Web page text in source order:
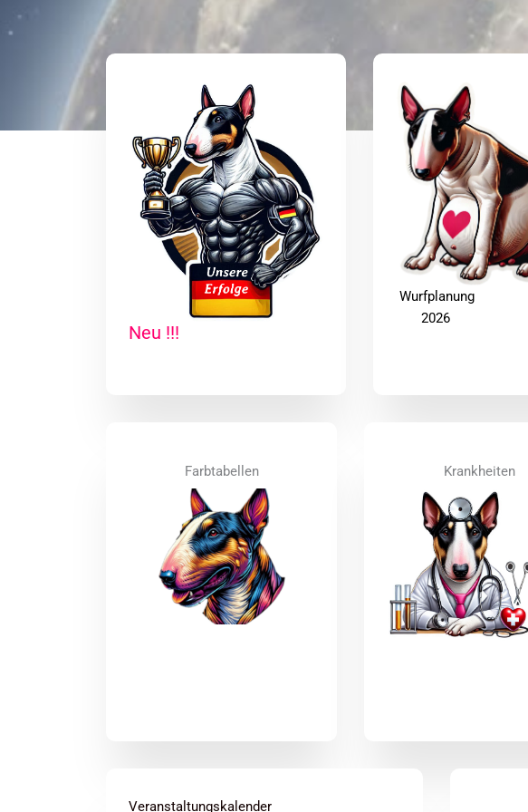
Neu !!!
Wurfplanung
2026
Farbtabellen Krankheiten
Veranstaltungskalender